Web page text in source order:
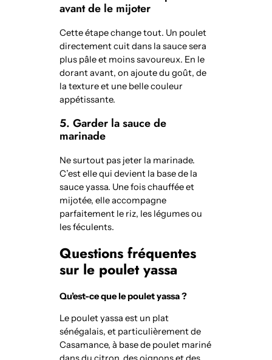
avant de le mijoter
Cette étape change tout. Un poulet
directement cuit dans la sauce sera
plus pâle et moins savoureux. En le
dorant avant, on ajoute du goût, de
la texture et une belle couleur
appétissante.
5. Garder la sauce de
marinade
Ne surtout pas jeter la marinade.
C’est elle qui devient la base de la
sauce yassa. Une fois chauffée et
mijotée, elle accompagne
parfaitement le riz, les légumes ou
les féculents.
Questions fréquentes
sur le poulet yassa
Qu’est-ce que le poulet yassa ?
Le poulet yassa est un plat
sénégalais, et particulièrement de
Casamance, à base de poulet mariné